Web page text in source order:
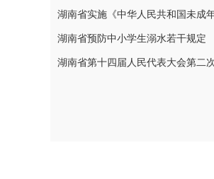
湖南省预防中小学生溺水若干规定